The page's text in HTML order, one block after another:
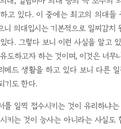
고 있다. 이 중에는 최고의 의대들
니 의대입시는 기본적으로 일찌감
다. 그렇다 보니 이런 사실을 알고
도하고자 하는 것이며, 이것은 너무
메드 생활을 하고 있다 보니 다른
기도 한다.
를 일찍 접수시키는 것이 유리하냐
키는 것이 능사는 아니라는 사실도